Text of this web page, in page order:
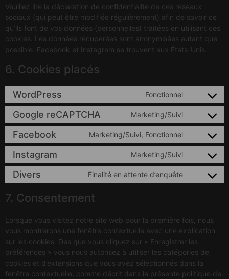
Veuillez lire la déclaration de confidentialité de ces réseaux
sociaux (qui peut être modifiée régulièrement) afin de savoir ce
qu’ils font de vos données (personnelles) traitées en utilisant ces
cookies. Les données récupérées sont anonymisées autant que
possible. Facebook et Instagram se trouvent aux États-Unis.
6. Cookies placés
WordPress Fonctionnel
Google reCAPTCHA Marketing/Suivi
Facebook Marketing/Suivi, Fonctionnel
Instagram Marketing/Suivi
Divers Finalité en attente d’enquête
7. Consentement
Lorsque vous visitez notre site web pour la première fois, nous
vous montrerons une fenêtre contextuelle avec une explication
sur les cookies. Dès que vous cliquez sur « Enregistrer les
préférences » vous nous autorisez à utiliser les catégories de
cookies et d’extensions que vous avez sélectionnés dans la
fenêtre contextuelle, comme décrit dans la présente politique de